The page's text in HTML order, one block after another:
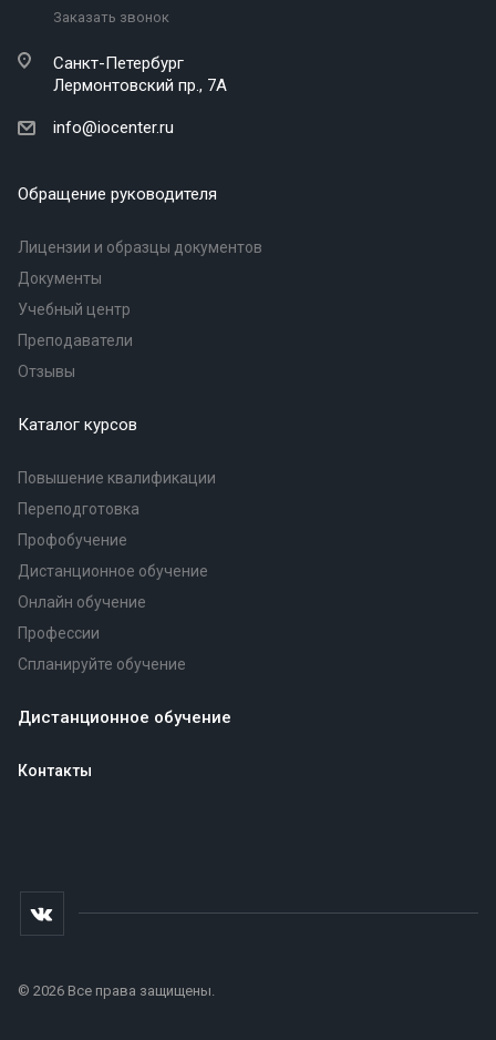
Заказать звонок
Санкт-Петербург
Лермонтовский пр., 7А
info@iocenter.ru
Обращение руководителя
Лицензии и образцы документов
Документы
Учебный центр
Преподаватели
Отзывы
Каталог курсов
Повышение квалификации
Переподготовка
Профобучение
Дистанционное обучение
Онлайн обучение
Профессии
Спланируйте обучение
Дистанционное обучение
Контакты
© 2026 Все права защищены.